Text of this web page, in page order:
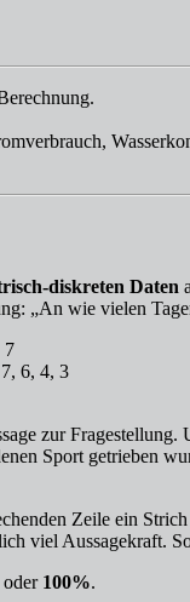
diskreten Daten
„An wie vielen
7
6, 4, 3
zur
Sport getrieben
Zeile ein
viel Aussagekraft.
oder 100%.